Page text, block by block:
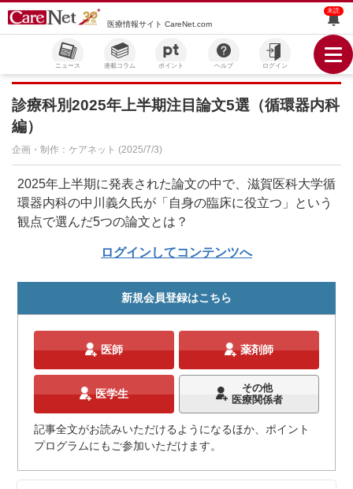
医療情報サイト CareNet.com
未読
ニュース 連載コラム ポイント ヘルプ ログイン
診療科別2025年上半期注目論文5選（循環器内科
編）
企画・制作：ケアネット (2025/7/3)
2025年上半期に発表された論文の中で、滋賀医科大学循
環器内科の中川義久氏が「自身の臨床に役立つ」という
観点で選んだ5つの論文とは？
ログインしてコンテンツへ
新規会員登録はこちら
医師 薬剤師
医学生
その他
医療関係者
記事全文がお読みいただけるようになるほか、ポイント
プログラムにもご参加いただけます。